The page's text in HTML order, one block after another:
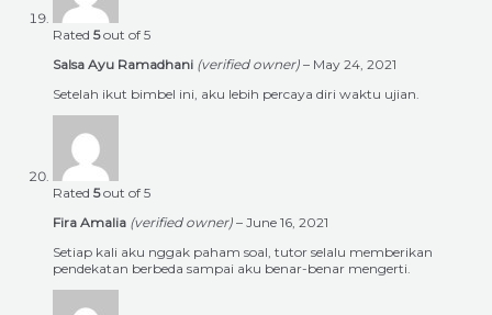
Rated 5out of 5
Salsa Ayu Ramadhani (verified owner) – May 24, 2021
Setelah ikut bimbel ini, aku lebih percaya diri waktu ujian.
Rated 5out of 5
Fira Amalia (verified owner) – June 16, 2021
Setiap kali aku nggak paham soal, tutor selalu memberikan
pendekatan berbeda sampai aku benar-benar mengerti.